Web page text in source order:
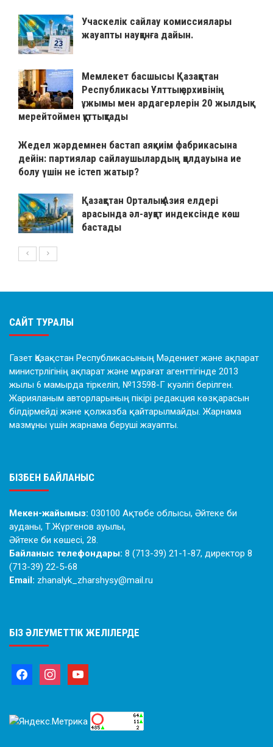
Учаскелік сайлау комиссиялары
жауапты науқанға дайын.
Мемлекет басшысы Қазақстан
Республикасы Ұлттық архивінің
ұжымы мен ардагерлерін 20 жылдық
мерейтоймен құттықтады
Жедел жәрдемнен бастап аяқкиім фабрикасына
дейін: партиялар сайлаушылардың қолдауына ие
болу үшін не істеп жатыр?
Қазақстан Орталық Азия елдері
арасында әл-ауқат индексінде көш
бастады
САЙТ ТУРАЛЫ
Газет Қазақстан Республикасының Мәдениет және ақпарат
министрлігінің ақпарат және мұрағат агенттігінде 2013
жылы 6 мамырда тіркеліп, №13598-Г куәлігі берілген.
Жарияланым авторларының пікірі редакция көзқарасын
білдірмейді және қолжазба қайтарылмайды. Жарнама
мазмұны үшін жарнама беруші жауапты.
БІЗБЕН БАЙЛАНЫС
Мекен-жайымыз: 030100 Ақтөбе облысы, Әйтеке би
ауданы, Т.Жүргенов ауылы,
Әйтеке би көшесі, 28.
Байланыс телефондары: 8 (713-39) 21-1-87, директор 8
(713-39) 22-5-68
Email: zhanalyk_zharshysy@mail.ru
БІЗ ӘЛЕУМЕТТІК ЖЕЛІЛЕРДЕ